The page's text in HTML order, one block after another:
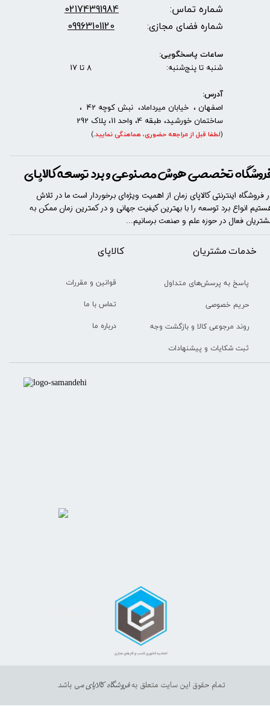
★★★★★
★★★
تمام حقوق این سایت متعلق بهفروشگاه کالاپای می باشد.
خدمات مشتریان
پاسخ به پرسش‌های متداول
حریم خصوصی
روند مرجوعی کالا و بازگشت وجه
ثبت شکایات و پیشنهادات
​​کالاپای
قوانین و مقررات
تماس با ما
درباره ما
تخصصی هوش مصنوعی و برد توسعه کالاپای
فروشگاه اینترنتی کالاپای زمان از اهمیت ویژه‌ای برخوردار است ما در تلاش
انواع برد توسعه را با​​​ بهترین کیفیت جهانی و در کمترین زمان ممکن به
فعال در حوزه علم و صنعت برسانیم...
شماره تماس: 02174391984
شماره فضای مجازی: 09963101120
ساعات پاسخگویی:
شنبه تا پنج‌شنبه: 8 تا 17
آدرس:
اصفهان ، خیابان میرداماد، نبش کوچه 42 ،
ساختمان خورشید، طبقه 4، واحد 11، پلاک 292
(لطفا قبل از مراجعه حضوری، هماهنگی نمایید.
)